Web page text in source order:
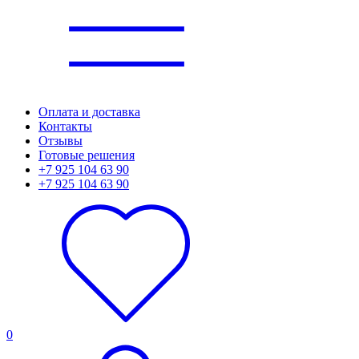
Оплата и доставка
Контакты
Отзывы
Готовые решения
+7 925 104 63 90
+7 925 104 63 90
0